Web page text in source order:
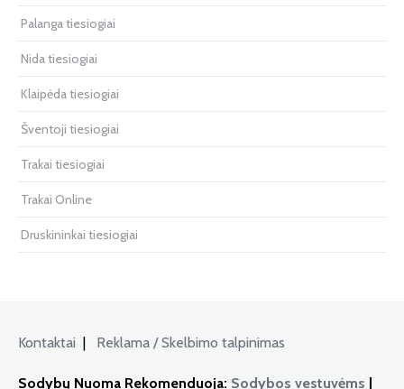
Palanga tiesiogiai
Nida tiesiogiai
Klaipėda tiesiogiai
Šventoji tiesiogiai
Trakai tiesiogiai
Trakai Online
Druskininkai tiesiogiai
Kontaktai | Reklama / Skelbimo talpinimas
Sodybų Nuoma Rekomenduoja: Sodybos vestuvėms